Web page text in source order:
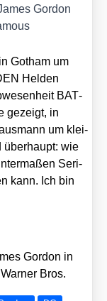
Gor­don
Got­ham um
Hel­den
BAT­
gezeigt, in
um klei­
über­haupt: wie
Seri­
kann. Ich bin
Gor­don in
Bros.